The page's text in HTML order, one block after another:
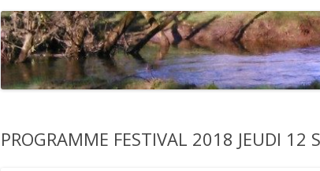
LA CHARTE DU FESTIVAL
LE FESTIVAL DEPUIS 2015 – QUI
SOMMES-NOUS ?
LE FESTIVAL DEPUIS 2015…OU
ALLONS-NOUS ?
COMMENT FONCTIONNONS
PROGRAMME FESTIVAL 2018 JEUDI 12